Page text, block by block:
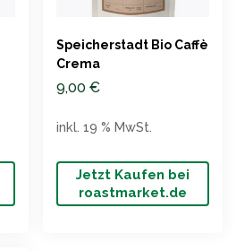
Speicherstadt Bio Caffè
Crema
9,00 €
Jetzt Kaufen bei
roastmarket.de
inkl. 19 % MwSt.